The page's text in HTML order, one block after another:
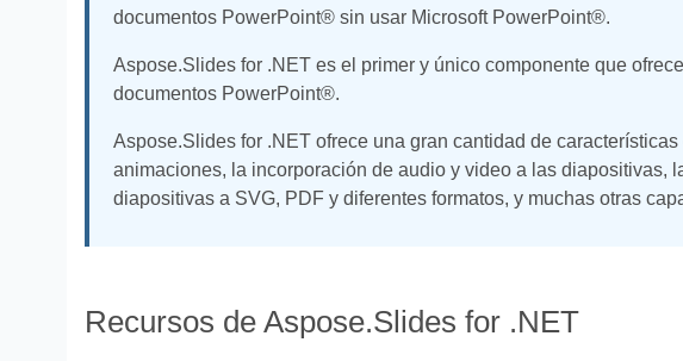
documentos PowerPoint® sin usar Microsoft PowerPoint®.
Aspose.Slides for .NET es el primer y único componente que
documentos PowerPoint®.
Aspose.Slides for .NET ofrece una gran cantidad de
animaciones, la incorporación de audio y video a las diapositivas,
diapositivas a SVG, PDF y diferentes formatos, y muchas otras
Recursos de Aspose.Slides for .NET